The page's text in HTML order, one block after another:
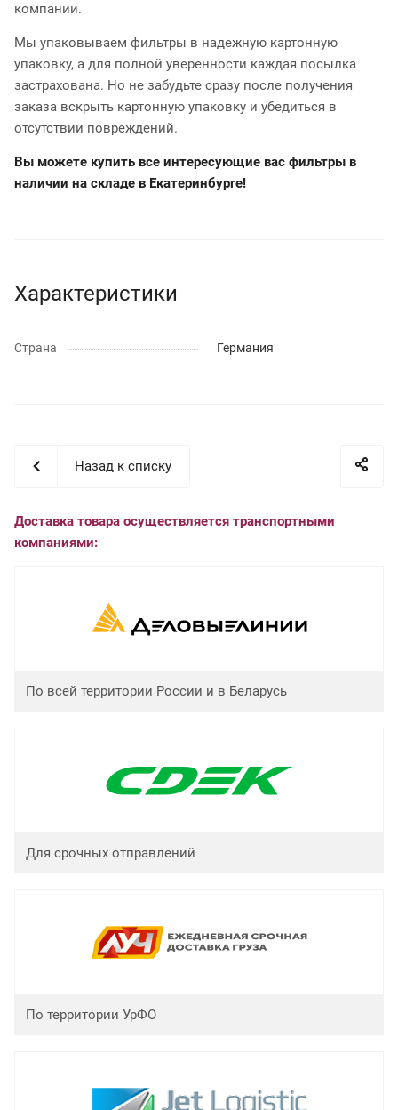
компании.
Мы упаковываем фильтры в надежную картонную
упаковку, а для полной уверенности каждая посылка
застрахована. Но не забудьте сразу после получения
заказа вскрыть картонную упаковку и убедиться в
отсутствии повреждений.
Вы можете купить все интересующие вас фильтры в
наличии на складе в Екатеринбурге!
Характеристики
Страна Германия
Назад к списку
Доставка товара осуществляется транспортными
компаниями:
По всей территории России и в Беларусь
Для срочных отправлений
По территории УрФО